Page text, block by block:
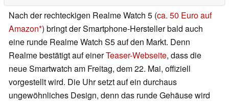
Nach der rechteckigen Realme Watch 5 (ca. 50 Euro auf
Amazon ) bringt der Smartphone-Hersteller bald auch
eine runde Realme Watch S5 auf den Markt. Denn
Realme bestätigt auf einerTeaser-Webseite, dass die
neue Smartwatch am Freitag, dem 22. Mai, offiziell
vorgestellt wird. Die Uhr setzt auf ein durchaus
ungewöhnliches Design, denn das runde Gehäuse wird